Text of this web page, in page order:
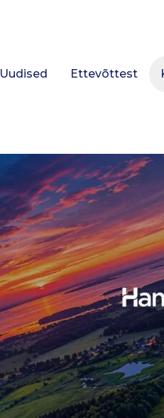
Uudised Ettevõttest